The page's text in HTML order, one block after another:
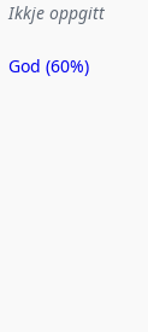
Ikkje oppgitt
God (60%)